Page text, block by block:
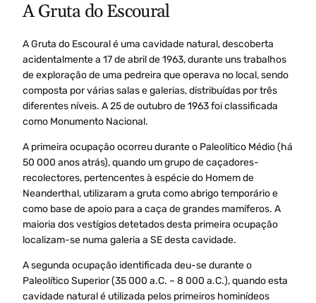
A Gruta do Escoural
A Gruta do Escoural é uma cavidade natural, descoberta
acidentalmente a 17 de abril de 1963, durante uns trabalhos
de exploração de uma pedreira que operava no local, sendo
composta por várias salas e galerias, distribuídas por três
diferentes níveis. A 25 de outubro de 1963 foi classificada
como Monumento Nacional.
A primeira ocupação ocorreu durante o Paleolítico Médio (há
50 000 anos atrás), quando um grupo de caçadores-
recolectores, pertencentes à espécie do Homem de
Neanderthal, utilizaram a gruta como abrigo temporário e
como base de apoio para a caça de grandes mamíferos. A
maioria dos vestígios detetados desta primeira ocupação
localizam-se numa galeria a SE desta cavidade.
A segunda ocupação identificada deu-se durante o
Paleolítico Superior (35 000 a.C. – 8 000 a.C.), quando esta
cavidade natural é utilizada pelos primeiros hominídeos